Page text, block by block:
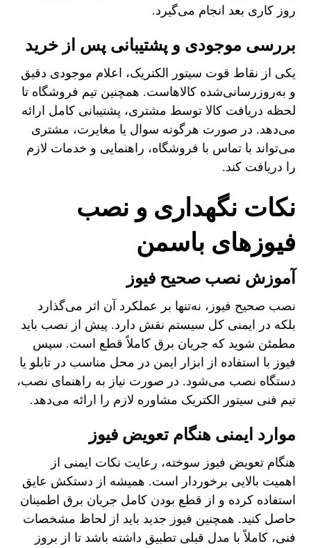
روز کاری بعد انجام می‌گیرد.
بررسی موجودی و پشتیبانی پس از خرید
یکی از نقاط قوت سیتور الکتریک، اعلام موجودی دقیق
و به‌روزرسانی‌شده کالاهاست. همچنین تیم فروشگاه تا
لحظه دریافت کالا توسط مشتری، پشتیبانی کامل ارائه
می‌دهد. در صورت هرگونه سوال یا مغایرت، مشتری
می‌تواند با تماس با فروشگاه، راهنمایی و خدمات لازم
را دریافت کند.
نکات نگهداری و نصب
فیوزهای باسمن
آموزش نصب صحیح فیوز
نصب صحیح فیوز، نه‌تنها بر عملکرد آن اثر می‌گذارد
بلکه در ایمنی کل سیستم نقش دارد. پیش از نصب باید
مطمئن شوید که جریان برق کاملاً قطع است. سپس
فیوز با استفاده از ابزار ایمن در محل مناسب در تابلو یا
دستگاه نصب می‌شود. در صورت نیاز به راهنمای نصب،
تیم فنی سیتور الکتریک مشاوره لازم را ارائه می‌دهد.
موارد ایمنی هنگام تعویض فیوز
هنگام تعویض فیوز سوخته، رعایت نکات ایمنی از
اهمیت بالایی برخوردار است. همیشه از دستکش عایق
استفاده کرده و از قطع بودن کامل جریان برق اطمینان
حاصل کنید. همچنین فیوز جدید باید از لحاظ مشخصات
فنی، کاملاً با مدل قبلی تطبیق داشته باشد تا از بروز